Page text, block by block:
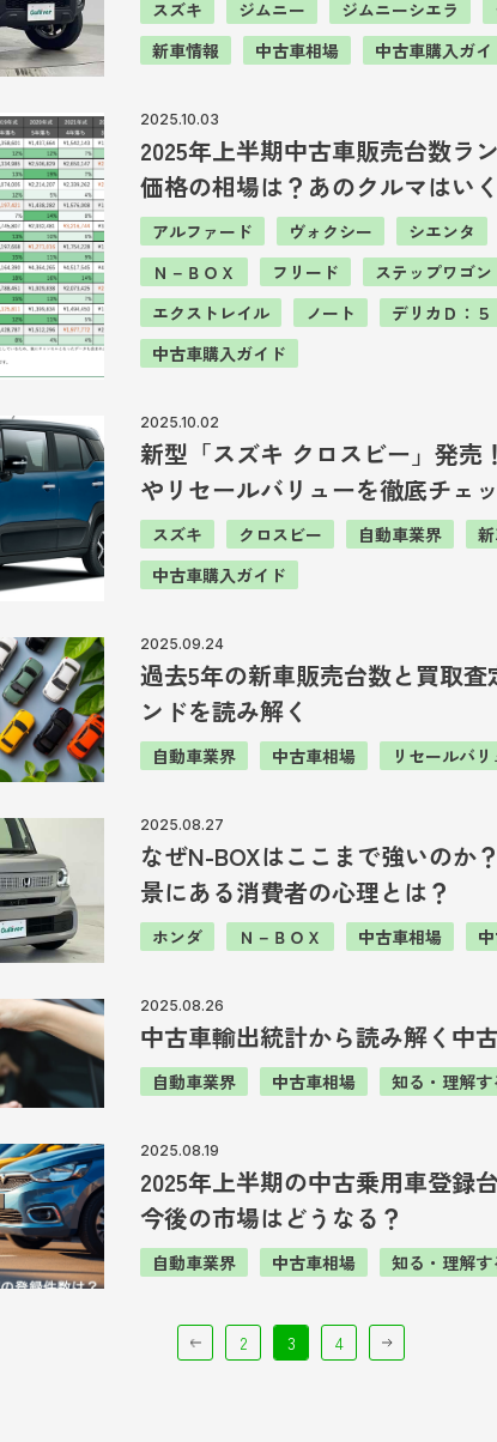
スズキ ジムニー ジムニーシエラ
新車情報
中古車相場 中古車購入ガイ
2025.10.03
2025年上半期中古車販売台数ラ
価格の相場は？あのクルマはい
アルファード ヴォクシー シエンタ
Ｎ－ＢＯＸ
フリード ステップワゴン
エクストレイル
ノート デリカＤ：５
中古車購入ガイド
2025.10.02
新型「スズキ クロスビー」発売
やリセールバリューを徹底チェ
スズキ クロスビー 自動車業界
中古車購入ガイド
2025.09.24
過去5年の新車販売台数と買取
ンドを読み解く
自動車業界 中古車相場 リセールバ
2025.08.27
なぜN-BOXはここまで強いのか
景にある消費者の心理とは？
ホンダ Ｎ－ＢＯＸ 中古車相場
2025.08.26
中古車輸出統計から読み解く中
自動車業界 中古車相場 知る・理解す
2025.08.19
2025年上半期の中古乗用車登録
今後の市場はどうなる？
自動車業界 中古車相場 知る・理解す
2 3 4